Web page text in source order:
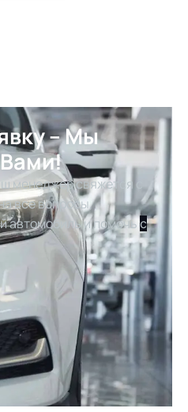
– Мы
менеджер свяжется с
все вопросы,
автомобиль и помочьс